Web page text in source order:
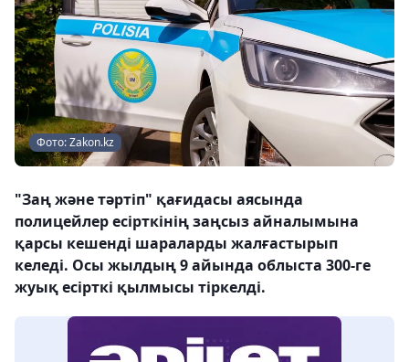
Фото: Zakon.kz
"Заң және тәртіп" қағидасы аясында
полицейлер есірткінің заңсыз айналымына
қарсы кешенді шараларды жалғастырып
келеді. Осы жылдың 9 айында облыста 300-ге
жуық есірткі қылмысы тіркелді.